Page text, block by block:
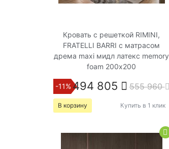
Кровать с решеткой RIMINI,
FRATELLI BARRI с матрасом
дрема maxi мидл латекс memory
foam 200х200
-11%494 805 555 960
В корзину Купить в 1 клик